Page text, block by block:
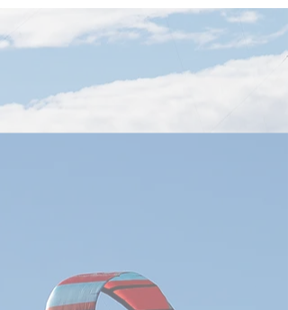
260601 Nvidia GTC Taipei